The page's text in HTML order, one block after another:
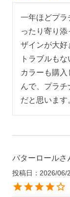
一年ほどプラ
ったり寄り
ザインが大好
トラブルも
カラーも購
んで、プラ
だと思います
バターロール
投稿日
2026/06/